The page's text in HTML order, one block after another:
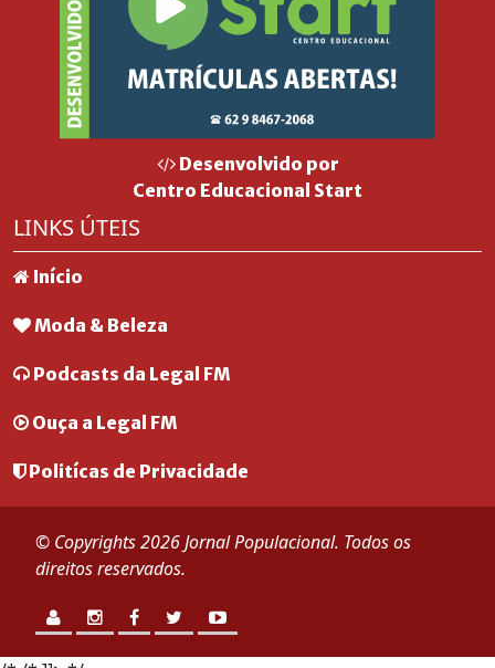
Desenvolvido por
Centro Educacional Start
LINKS ÚTEIS
Início
Moda & Beleza
Podcasts da Legal FM
Ouça a Legal FM
Politícas de Privacidade
© Copyrights 2026 Jornal Populacional. Todos os
direitos reservados.